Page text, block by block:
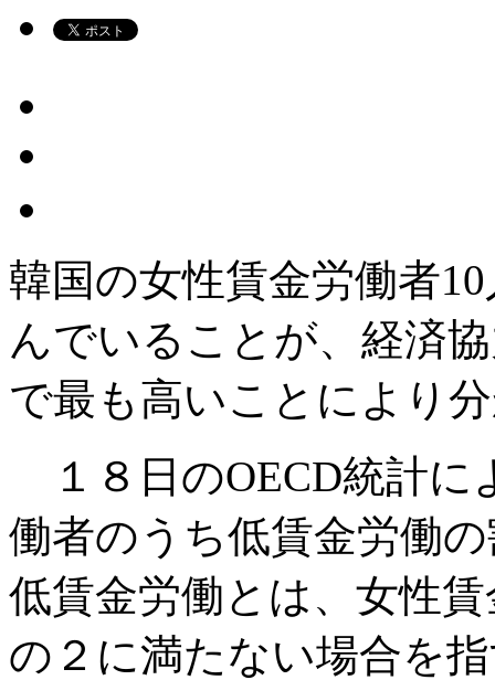
韓国の女性賃金労働者
んでいることが、経済
で最も高いことにより
１８日のOECD統計に
働者のうち低賃金労働
低賃金労働とは、女性
の２に満たない場合を